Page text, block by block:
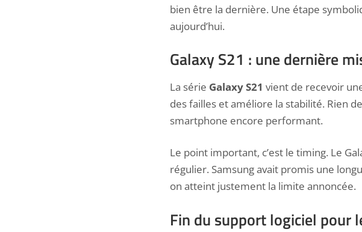
bien être la dernière. Une étape
aujourd’hui.
Galaxy S21 : une dernière
La série Galaxy S21 vient de recevoir
des failles et améliore la stabilité. Rien
smartphone encore performant.
Le point important, c’est le timing. Le
régulier. Samsung avait promis une
on atteint justement la limite annoncée.
Fin du support logiciel pour